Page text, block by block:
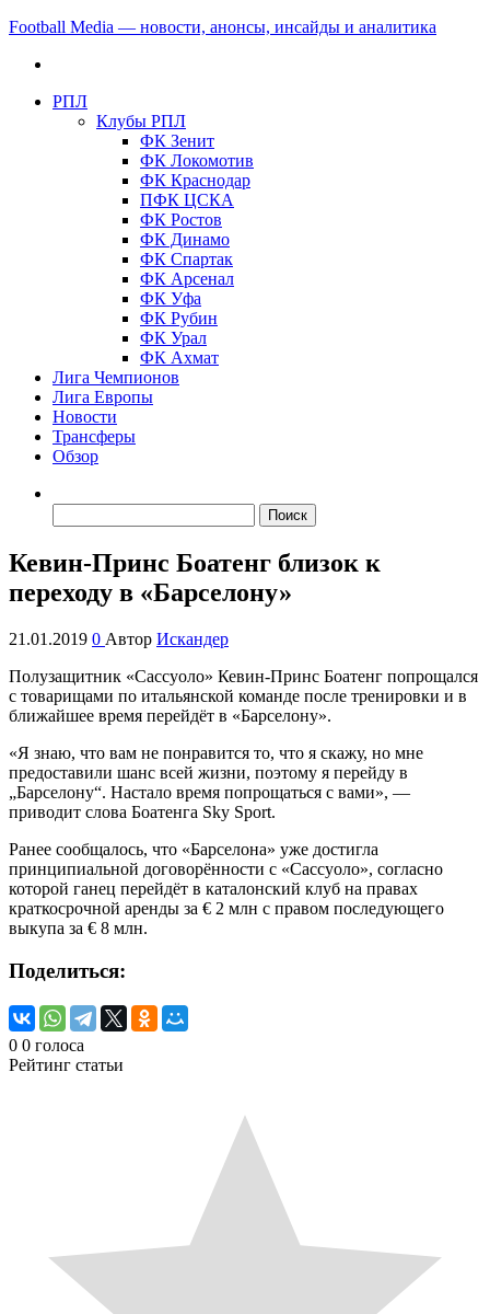
Football Media — новости, анонсы, инсайды и аналитика
РПЛ
Клубы РПЛ
ФК Зенит
ФК Локомотив
ФК Краснодар
ПФК ЦСКА
ФК Ростов
ФК Динамо
ФК Спартак
ФК Арсенал
ФК Уфа
ФК Рубин
ФК Урал
ФК Ахмат
Лига Чемпионов
Лига Европы
Новости
Трансферы
Обзор
Кевин-Принс Боатенг близок к
переходу в «Барселону»
21.01.2019 0 Автор Искандер
Полузащитник «Сассуоло» Кевин-Принс Боатенг попрощался
с товарищами по итальянской команде после тренировки и в
ближайшее время перейдёт в «Барселону».
«Я знаю, что вам не понравится то, что я скажу, но мне
предоставили шанс всей жизни, поэтому я перейду в
„Барселону“. Настало время попрощаться с вами», —
приводит слова Боатенга Sky Sport.
Ранее сообщалось, что «Барселона» уже достигла
принципиальной договорённости с «Сассуоло», согласно
которой ганец перейдёт в каталонский клуб на правах
краткосрочной аренды за € 2 млн с правом последующего
выкупа за € 8 млн.
Поделиться:
0 0 голоса
Рейтинг статьи